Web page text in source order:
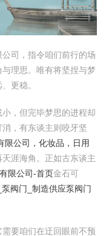
司，指令咱们前行的场
理思。唯有将坚捏与梦
更稳。
，但完毕梦思的进程却
，有东谈主则咬牙坚
限公司，化妆品，日用
涯海角。正如古东谈主
限公司-首页金石可
阀门_制造供应泵阀门
要咱们在迂回眼前不预